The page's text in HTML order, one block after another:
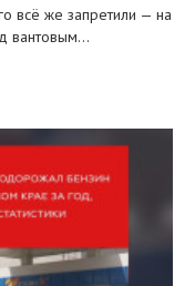
всё же запретили — на
вантовым…